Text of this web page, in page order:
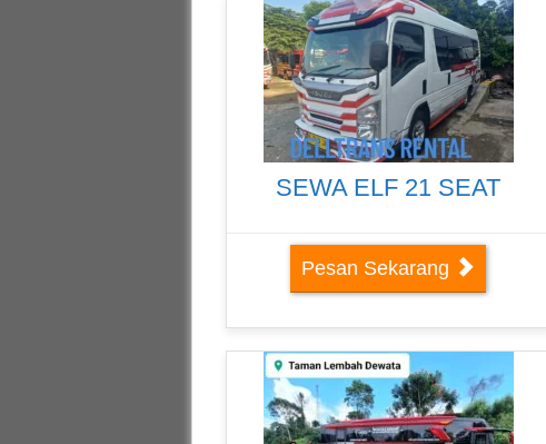
SEWA ELF 21 SEAT
Pesan Sekarang